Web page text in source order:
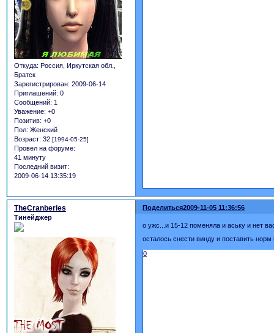
Откуда: Россия, Иркутская обл.,
Братск
Зарегистрирован: 2009-06-14
Приглашений: 0
Сообщений: 1
Уважение: +0
Позитив: +0
Пол: Женский
Возраст: 32 [1994-05-25]
Провел на форуме:
41 минуту
Последний визит:
2009-06-14 13:35:19
Поделиться2009-11-05 11:36:56
TheCranberies
Тинейджер
о ужс...и 15-12 поменяла и аську и нет
осталось снести винду и поставить
0